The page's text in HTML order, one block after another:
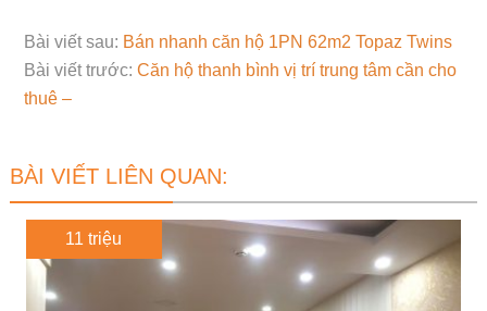
Bài viết sau: Bán nhanh căn hộ 1PN 62m2 Topaz Twins
Bài viết trước: Căn hộ thanh bình vị trí trung tâm cần cho
thuê –
BÀI VIẾT LIÊN QUAN:
11 triệu